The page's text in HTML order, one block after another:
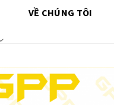
VỀ CHÚNG TÔI